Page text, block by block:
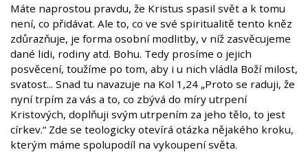
Máte naprostou pravdu, že Kristus spasil svět a k tomu
není, co přidávat. Ale to, co ve své spiritualitě tento kněz
zdůrazňuje, je forma osobní modlitby, v níž zasvěcujeme
dané lidi, rodiny atd. Bohu. Tedy prosíme o jejich
posvěcení, toužíme po tom, aby i u nich vládla Boží milost,
svatost... Snad tu navazuje na Kol 1,24 „Proto se raduji, že
nyní trpím za vás a to, co zbývá do míry utrpení
Kristových, doplňuji svým utrpením za jeho tělo, to jest
církev.“ Zde se teologicky otevírá otázka nějakého kroku,
kterým máme spolupodíl na vykoupení světa.